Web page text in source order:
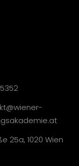
25a, 1020 Wien